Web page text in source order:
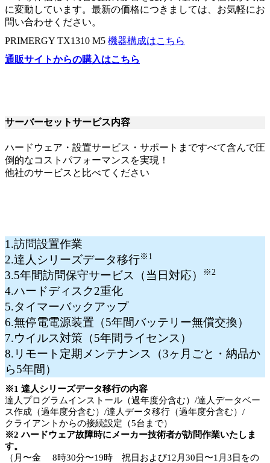
に変動しています。最新の価格につきましては、お気軽にお
問い合わせください。
PRIMERGY TX1310 M5 機器構成はこちら
通販サイトからの購入はこちら
サーバーセットサービス内容
ハードウェア・設置サービス・サポートまですべて含んで圧
倒的なコストパフォーマンスを実現！
他社のサービスと比べてください
1.訪問設置作業
2.達人シリーズデータ移行※1
3.5年間訪問保守サービス（当日対応） ※2
4.ハードディスク2重化
5.タイマーバックアップ
6.無停電電源装置（5年間バッテリー無償交換）
7.ウイルス対策（5年間ライセンス）
8.リモート定期メンテナンス（3ヶ月ごと・納品か
ら5年間）
※1 達人シリーズデータ移行の内容
達人プログラムインストール（過年度分含む）/達人データベー
ス作成（過年度分含む）/達人データ移行（過年度分含む）/
クライアントからの接続設定（5台まで）
※2 ハードウェア故障時にメーカー技術者が訪問作業いたしま
す。
（月〜金 8時30分〜19時 祝日および12月30日〜1月3日をの